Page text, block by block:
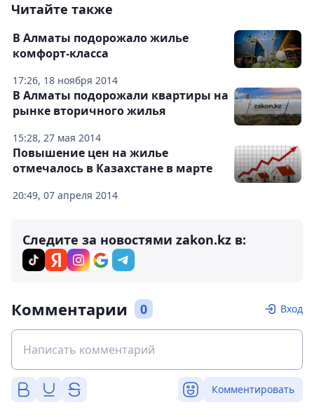
Читайте также
17:26, 18 ноября 2014
В Алматы подорожало жилье
комфорт-класса
15:28, 27 мая 2014
В Алматы подорожали квартиры на
рынке вторичного жилья
20:49, 07 апреля 2014
Повышение цен на жилье
отмечалось в Казахстане в марте
Следите за новостями zakon.kz в:
Комментарии 0 Вход
Комментировать